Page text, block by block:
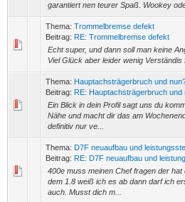
garantiert nen teurer Spaß. Wookey
Thema: Trommelbremse defekt
Beitrag: RE: Trommelbremse defekt
Echt super, und dann soll man keine
Viel Glück aber leider wenig Verständis
Thema: Hauptachsträgerbruch und
Beitrag: RE: Hauptachsträgerbruch und
Ein Blick in dein Profil sagt uns du
Nähe und macht dir das am
definitiv nur ve...
Thema: D7F neuaufbau und
Beitrag: RE: D7F neuaufbau und
400e muss meinen Chef fragen der
dem 1.8 weiß ich es ab dann darf ich
auch. Musst dich m...